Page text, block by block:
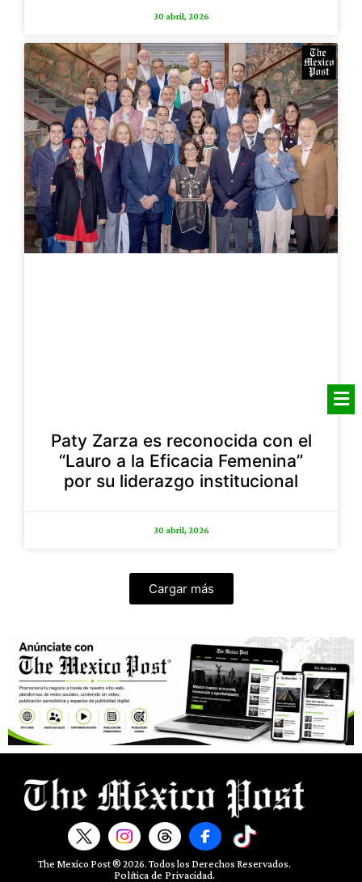
30 abril, 2026
Paty Zarza es reconocida con el
“Lauro a la Eficacia Femenina”
por su liderazgo institucional
30 abril, 2026
Cargar más
The Mexico Post ® 2026. Todos los Derechos Reservados.​
Política de Privacidad.